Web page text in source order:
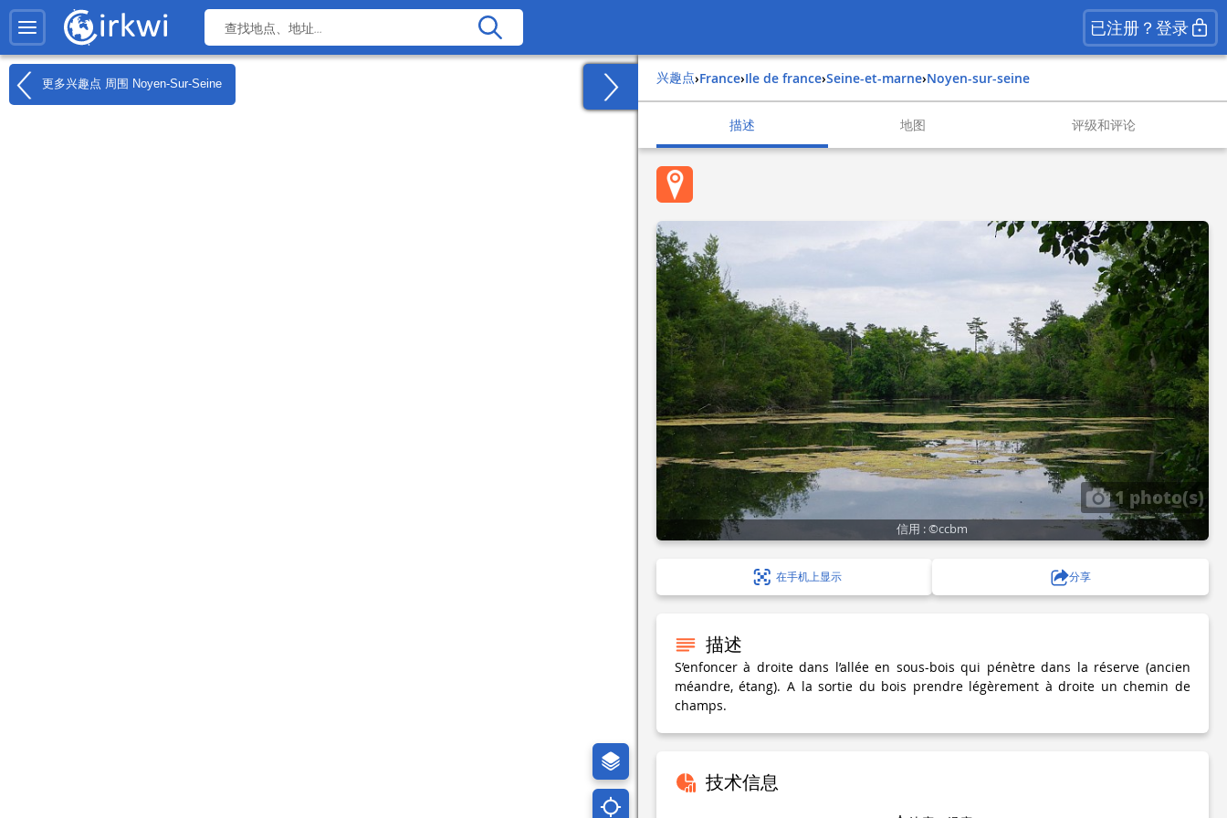
已注册？登录
更多兴趣点 周围 Noyen-Sur-Seine 兴趣点› france› ile de france› seine-et-marne› noyen-sur-seine
描述 地图 评级和评论
1 photo(s)
信用 : ©ccbm
在手机上显示 分享
描述
S’enfoncer à droite dans l’allée en sous-bois qui pénètre dans la réserve (ancien
méandre, étang). A la sortie du bois prendre légèrement à droite un chemin de
champs.
技术信息